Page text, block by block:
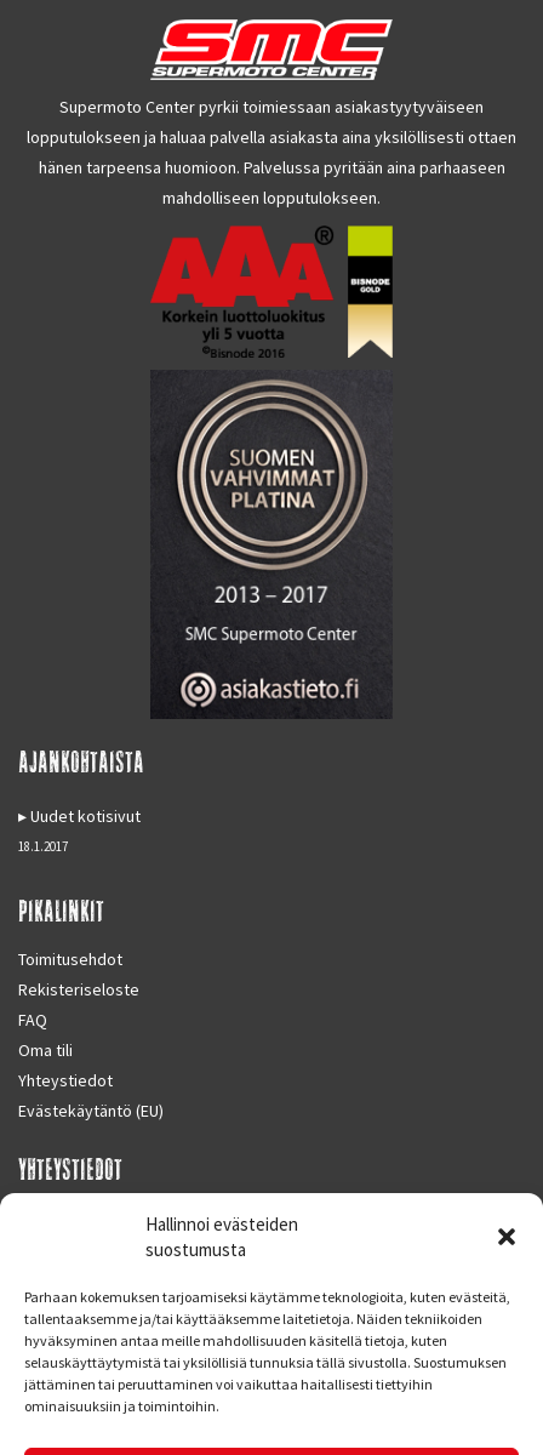
Hallinnoi evästeiden
suostumusta
Parhaan kokemuksen tarjoamiseksi käytämme teknologioita, kuten evästeitä,
tallentaaksemme ja/tai käyttääksemme laitetietoja. Näiden tekniikoiden
hyväksyminen antaa meille mahdollisuuden käsitellä tietoja, kuten
selauskäyttäytymistä tai yksilöllisiä tunnuksia tällä sivustolla. Suostumuksen
jättäminen tai peruuttaminen voi vaikuttaa haitallisesti tiettyihin
ominaisuuksiin ja toimintoihin.
Supermoto Center pyrkii toimiessaan asiakastyytyväiseen
lopputulokseen ja haluaa palvella asiakasta aina yksilöllisesti ottaen
hänen tarpeensa huomioon. Palvelussa pyritään aina parhaaseen
mahdolliseen lopputulokseen.
AJANKOHTAISTA
Uudet kotisivut
18.1.2017
PIKALINKIT
Toimitusehdot
Rekisteriseloste
FAQ
Oma tili
Yhteystiedot
Evästekäytäntö (EU)
YHTEYSTIEDOT
SUPERMOTO CENTER
Finland
Puh. 09 221 7088
info at supermotocenter.fi